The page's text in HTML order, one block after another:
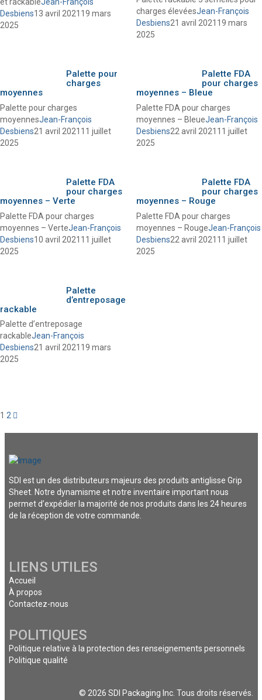
Desbiens13 avril 2021 19 mars
2025
charges élevéesJean-François
Desbiens21 avril 2021 19 mars
2025
Palette pour
charges
moyennes
Palette pour charges
moyennesJean-François
Desbiens21 avril 2021 11 juillet
2025
Palette FDA
pour charges
moyennes – Bleue
Palette FDA pour charges
moyennes – BleueJean-François
Desbiens22 avril 2021 11 juillet
2025
Palette FDA
pour charges
moyennes – Verte
Palette FDA pour charges
moyennes – VerteJean-François
Desbiens10 avril 2021 11 juillet
2025
Palette FDA
pour charges
moyennes – Rouge
Palette FDA pour charges
moyennes – RougeJean-François
Desbiens22 avril 2021 11 juillet
2025
Palette
d’entreposage
rackable
Palette d’entreposage
rackableJean-François
Desbiens21 avril 2021 19 mars
2025
1 2
SDI est un des distributeurs majeurs des produits antiglisse Grip
Sheet. Notre dynamisme et notre inventaire important nous
permet d’expédier la majorité de nos produits dans les 24 heures
de la réception de votre commande.
LIENS UTILES
Accueil
À propos
Contactez-nous
POLITIQUES
Politique relative à la protection des renseignements personnels
Politique qualité
© 2026 SDI Packaging Inc. Tous droits réservés.